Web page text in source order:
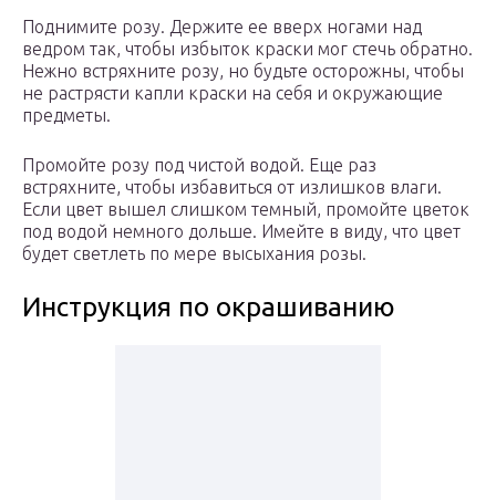
Поднимите розу. Держите ее вверх ногами над
ведром так, чтобы избыток краски мог стечь обратно.
Нежно встряхните розу, но будьте осторожны, чтобы
не растрясти капли краски на себя и окружающие
предметы.
Промойте розу под чистой водой. Еще раз
встряхните, чтобы избавиться от излишков влаги.
Если цвет вышел слишком темный, промойте цветок
под водой немного дольше. Имейте в виду, что цвет
будет светлеть по мере высыхания розы.
Инструкция по окрашиванию